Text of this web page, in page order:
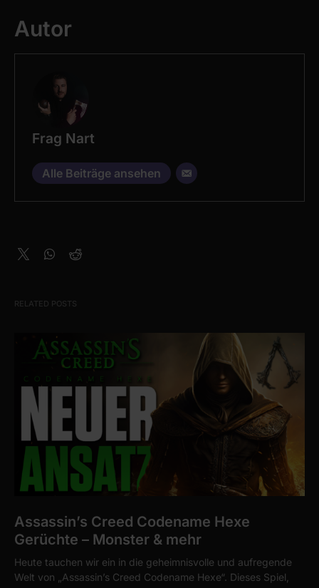
Autor
Frag Nart
Alle Beiträge ansehen
RELATED POSTS
Assassin’s Creed Codename Hexe
Gerüchte – Monster & mehr
Heute tauchen wir ein in die geheimnisvolle und aufregende
Welt von „Assassin’s Creed Codename Hexe“. Dieses Spiel,